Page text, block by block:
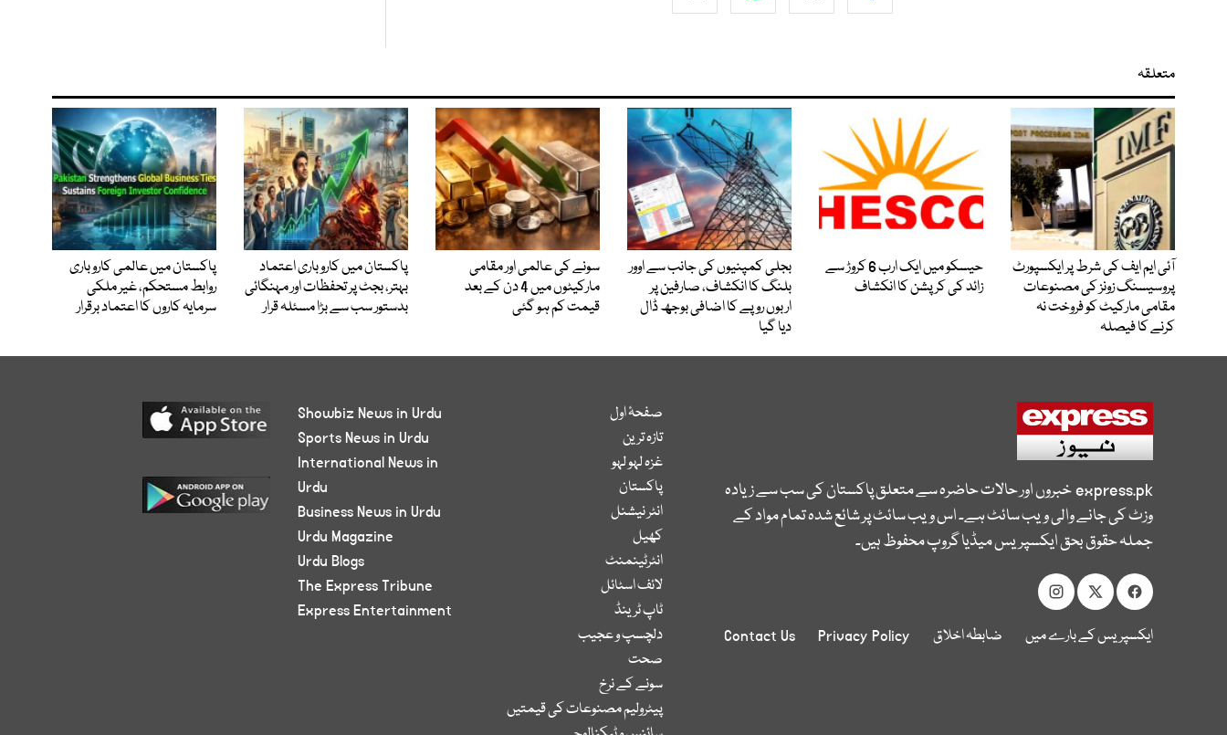
متعلقہ
آئی ایم ایف کی شرط پر ایکسپورٹ
پروسیسنگ زونز کی مصنوعات
مقامی مارکیٹ کو فروخت نہ
کرنے کا فیصلہ
حیسکو میں ایک ارب 6 کروڑ سے
زائد کی کرپشن کا انکشاف
بجلی کمپنیوں کی جانب سے اوور
بلنگ کا انکشاف، صارفین پر
اربوں روپے کا اضافی بوجھ ڈال
دیا گیا
سونے کی عالمی اور مقامی
مارکیٹوں میں 4 دن کے بعد
قیمت کم ہو گئی
پاکستان میں کاروباری اعتماد
بہتر، بجٹ پر تحفظات اور مہنگائی
بدستور سب سے بڑا مسئلہ قرار
پاکستان میں عالمی کاروباری
روابط مستحکم، غیر ملکی
سرمایہ کاروں کا اعتماد برقرار
express.pkخبروں اور حالات حاضرہ سے متعلق پاکستان کی سب سے زیادہ
وزٹ کی جانے والی ویب سائٹ ہے۔ اس ویب سائٹ پر شائع شدہ تمام مواد کے
جملہ حقوق بحق ایکسپریس میڈیا گروپ محفوظ ہیں۔
ایکسپریس کے بارے میں ضابطہ اخلاق Privacy Policy
Contact Us
صفحۂ اول
تازہ ترین
غزہ لہو لہو
پاکستان
انٹر نیشنل
کھیل
انٹرٹینمنٹ
لائف اسٹائل
ٹاپ ٹرینڈ
دلچسپ و عجیب
صحت
سونے کے نرخ
پیٹرولیم مصنوعات کی قیمتیں
Showbiz News in Urdu
Sports News in Urdu
International News in
Urdu
Business News in Urdu
Urdu Magazine
Urdu Blogs
The Express Tribune
Express Entertainment